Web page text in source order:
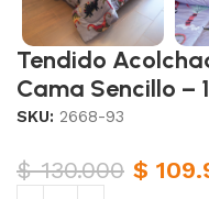
Tendido
Cama Sencillo –
SKU:2668-93
$130.000 $